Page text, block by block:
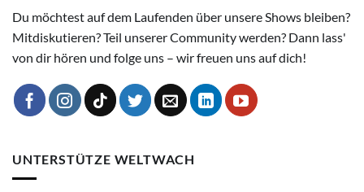
Du möchtest auf dem Laufenden über unsere Shows bleiben?
Mitdiskutieren? Teil unserer Community werden? Dann lass'
von dir hören und folge uns – wir freuen uns auf dich!
UNTERSTÜTZE WELTWACH